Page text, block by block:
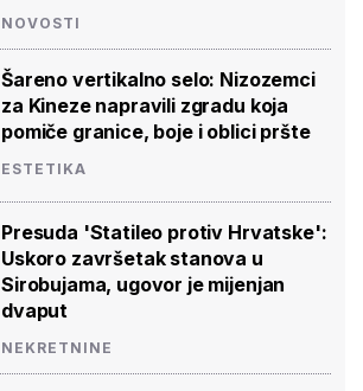
NOVOSTI
Šareno vertikalno selo: Nizozemci
za Kineze napravili zgradu koja
pomiče granice, boje i oblici pršte
ESTETIKA
Presuda 'Statileo protiv Hrvatske':
Uskoro završetak stanova u
Sirobujama, ugovor je mijenjan
dvaput
NEKRETNINE